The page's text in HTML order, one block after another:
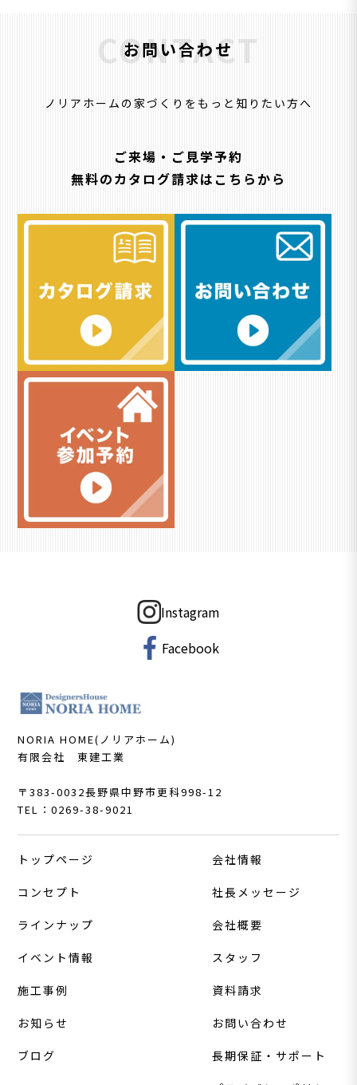
お問い合わせ
CONTACT
ノリアホームの家づくりをもっと知りたい方へ
ご来場・ご見学予約
無料のカタログ請求はこちらから
Instagram
Facebook
NORIA HOME(ノリアホーム)
有限会社 東建工業
〒383-0032長野県中野市更科998-12
TEL：0269-38-9021
トップページ
コンセプト
ラインナップ
イベント情報
施工事例
お知らせ
ブログ
会社情報
社長メッセージ
会社概要
スタッフ
資料請求
お問い合わせ
長期保証・サポート